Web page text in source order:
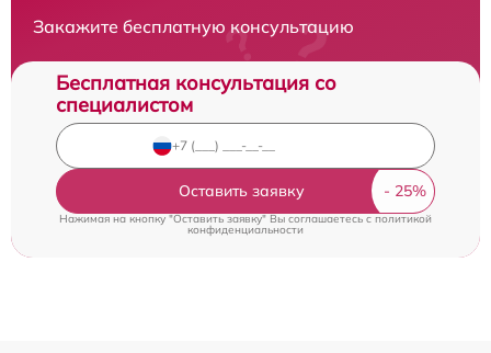
Закажите бесплатную консультацию
Бесплатная консультация со
специалистом
Оставить заявку
Нажимая на кнопку "Оставить заявку" Вы соглашаетесь cполитикой
конфиденциальности